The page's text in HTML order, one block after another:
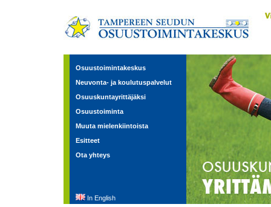
Osuustoimintakeskus
Neuvonta- ja koulutuspalvelut
Osuuskuntayrittäjäksi
Osuustoiminta
Muuta mielenkiintoista
Esitteet
Ota yhteys
In English